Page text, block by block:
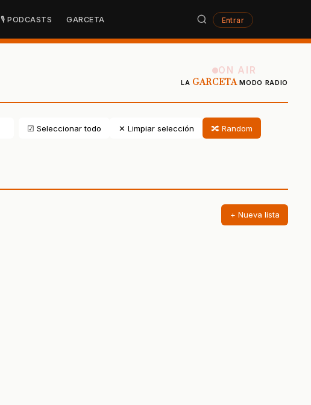
🎙 PODCASTS GARCETA Entrar
ON AIR
LA GARCETAMODO RADIO
☑ Seleccionar todo ✕ Limpiar selección 🔀 Random
+ Nueva lista